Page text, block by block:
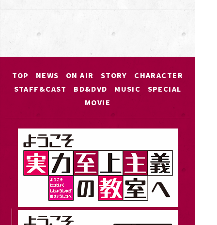
TOP NEWS ON AIR STORY
CHARACTER
STAFF&CAST
BD&DVD MUSIC
SPECIAL
MOVIE